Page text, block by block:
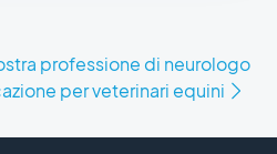
professione di neurologo
per veterinari equini